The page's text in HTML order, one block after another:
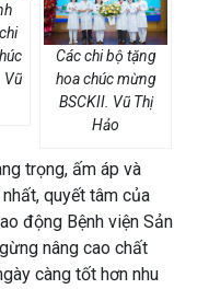
Vũ
Các chi bộ tặng
hoa chúc mừng
BSCKII. Vũ Thị
Hảo
trọng, ấm áp và
quyết tâm của
động Bệnh viện Sản
nâng cao chất
càng tốt hơn nhu